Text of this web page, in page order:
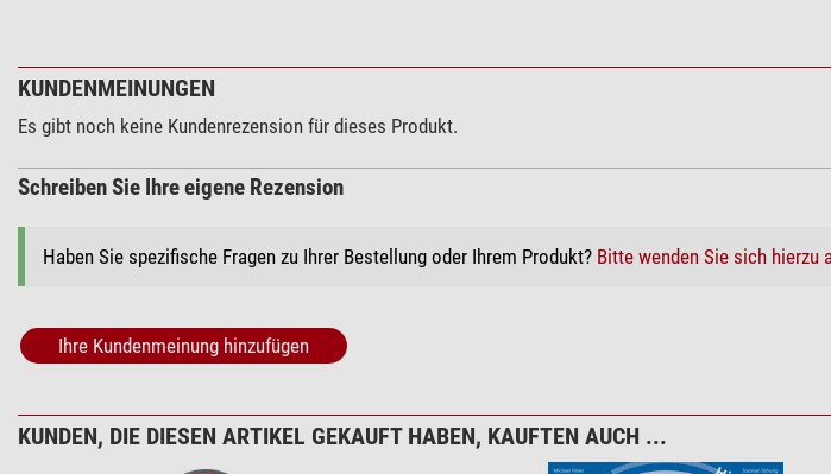
KUNDENMEINUNGEN
Es gibt noch keine Kundenrezension für dieses Produkt.
Schreiben Sie Ihre eigene Rezension
Haben Sie spezifische Fragen zu Ihrer Bestellung oder Ihrem Produkt? Bitte wenden Sie sich hierzu
Ihre Kundenmeinung hinzufügen
KUNDEN, DIE DIESEN ARTIKEL GEKAUFT HABEN, KAUFTEN AUCH ...